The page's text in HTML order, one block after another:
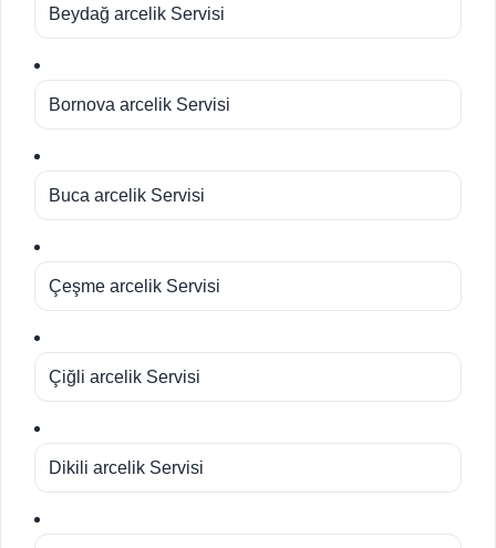
Beydağ arcelik Servisi
Bornova arcelik Servisi
Buca arcelik Servisi
Çeşme arcelik Servisi
Çiğli arcelik Servisi
Dikili arcelik Servisi